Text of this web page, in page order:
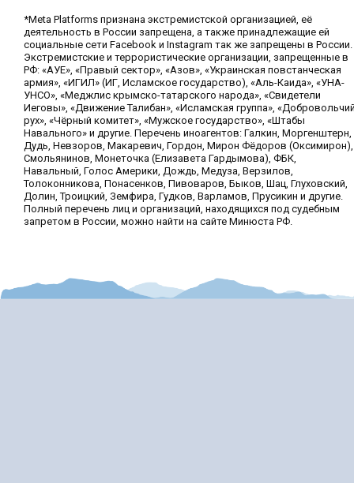
*Meta Platforms признана экстремистской организацией, её
деятельность в России запрещена, а также принадлежащие ей
социальные сети Facebook и Instagram так же запрещены в России.
Экстремистские и террористические организации, запрещенные в
РФ: «АУЕ», «Правый сектор», «Азов», «Украинская повстанческая
армия», «ИГИЛ» (ИГ, Исламское государство), «Аль-Каида», «УНА-
УНСО», «Меджлис крымско-татарского народа», «Свидетели
Иеговы», «Движение Талибан», «Исламская группа»,
рух», «Чёрный комитет», «Мужское государство», «Штабы
Навального» и другие. Перечень иноагентов: Галкин, Моргенштерн,
Дудь, Невзоров, Макаревич, Гордон, Мирон Фёдоров (Оксимирон),
Смольянинов, Монеточка (Елизавета Гардымова), ФБК,
Навальный, Голос Америки, Дождь, Медуза, Верзилов,
Толоконникова, Понасенков, Пивоваров, Быков, Шац, Глуховский,
Долин, Троицкий, Земфира, Гудков, Варламов, Прусикин и другие.
Полный перечень лиц и организаций, находящихся под судебным
запретом в России, можно найти на сайте Минюста РФ.